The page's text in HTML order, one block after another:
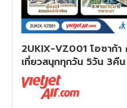
2UKIX-VZ001 โอซาก้า
เที่ยวสนุกทุกวัน 5วัน 3คืน
ทัวร์ลาว
ทัวร์มัลดีฟส์
ทัวร์เวียดนาม